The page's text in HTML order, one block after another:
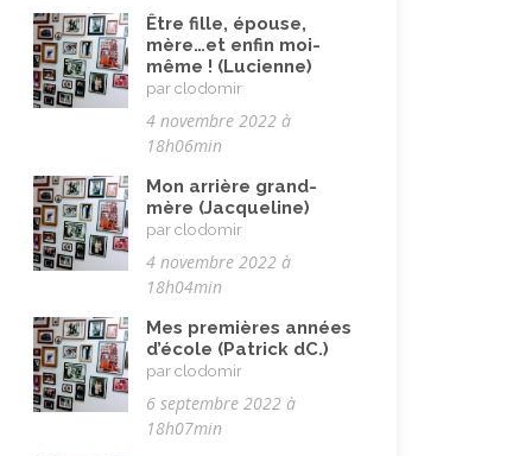
descendants (18)
Immigration subsaharienne et
descendants (18)
Juif.ve (être) (10)
Loisirs, jeux (34)
Mai 68 (8)
Maladie, handicap (23)
Musulman.e (être) (7)
Nature, animaux (23)
Pandémie Covid 19 (4)
Être fille, épouse,
mère…et enfin moi-
même ! (Lucienne)
par clodomir
4 novembre 2022 à
18h06min
Mon arrière grand-
mère (Jacqueline)
par clodomir
4 novembre 2022 à
18h04min
Mes premières années
d’école (Patrick dC.)
par clodomir
6 septembre 2022 à
18h07min